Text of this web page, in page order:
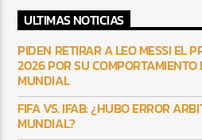
ULTIMAS NOTICIAS
PIDEN RETIRAR A LEO MESSI EL
2026 POR SU
MUNDIAL
FIFA VS. IFAB: ¿HUBO ERROR
MUNDIAL?